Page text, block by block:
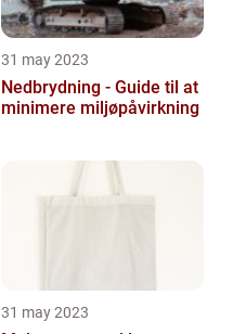
31 may 2023
Nedbrydning - Guide til at
minimere miljøpåvirkning
31 may 2023